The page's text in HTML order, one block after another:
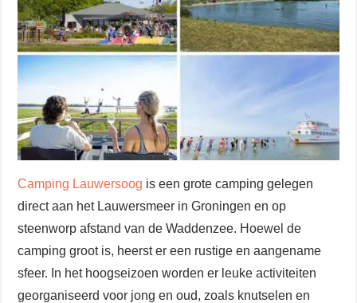
Camping Lauwersoog is een grote camping gelegen
direct aan het Lauwersmeer in Groningen en op
steenworp afstand van de Waddenzee. Hoewel de
camping groot is, heerst er een rustige en aangename
sfeer. In het hoogseizoen worden er leuke activiteiten
georganiseerd voor jong en oud, zoals knutselen en